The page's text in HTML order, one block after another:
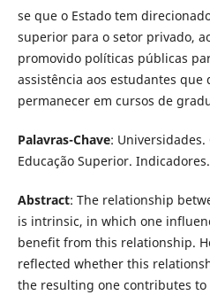
se que o Estado tem
superior para o setor privado,
promovido políticas públicas
assistência aos estudantes que
permanecer em cursos de
Palavras-Chave: Universidades.
Educação Superior. Indicadores.
Abstract: The relationship
is intrinsic, in which one
benefit from this relationship.
reflected whether this
the resulting one contributes to